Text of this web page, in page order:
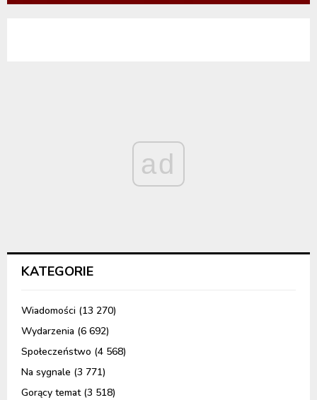
ad
KATEGORIE
Wiadomości (13 270)
Wydarzenia (6 692)
Społeczeństwo (4 568)
Na sygnale (3 771)
Gorący temat(3 518)